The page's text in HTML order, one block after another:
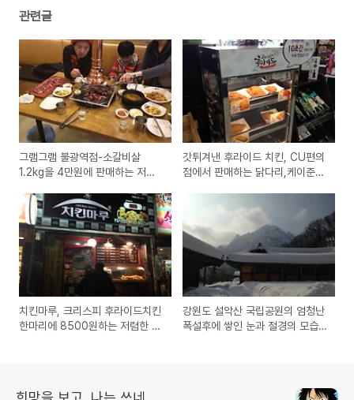
관련글
그램그램 불광역점-소갈비살
1.2kg을 4만원에 판매하는 저렴
갓튀겨낸 후라이드 치킨, CU편의
점에서 판매하는 닭다리,케이준
치킨마루, 크리스피 후라이드치킨
한마리에 8500원하는 저렴한 가
강원도 설악산 국립공원의 엄청난
폭설후에 쌓인 눈과 절경의 모습